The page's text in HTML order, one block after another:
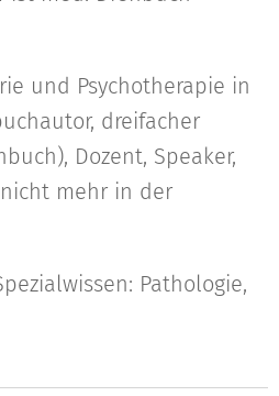
und Psychotherapie in
dreifacher
Dozent, Speaker,
mehr in der
Pathologie,